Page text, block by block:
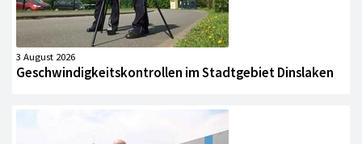
3 August 2026
Geschwindigkeitskontrollen im Stadtgebiet Dinslaken